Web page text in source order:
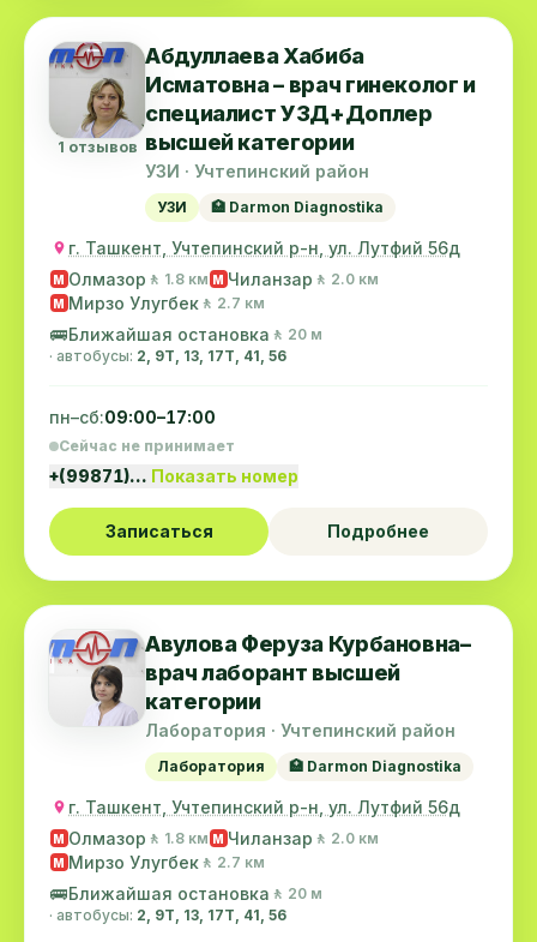
1 отзывов
Абдуллаева Хабиба
Исматовна – врач гинеколог и
специалист УЗД+Доплер
высшей категории
УЗИ · Учтепинский район
УЗИ 🏥 Darmon Diagnostika
г. Ташкент, Учтепинский р-н, ул. Лутфий 56д
M Олмазор 🚶 1.8 км M Чиланзар 🚶 2.0 км
M Мирзо Улугбек 🚶 2.7 км
🚌Ближайшая остановка 🚶 20 м
· автобусы: 2, 9Т, 13, 17T, 41, 56
пн–сб:09:00–17:00
Сейчас не принимает
+(99871)… Показать номер
Записаться Подробнее
Авулова Феруза Курбановна–
врач лаборант высшей
категории
Лаборатория · Учтепинский район
Лаборатория 🏥 Darmon Diagnostika
г. Ташкент, Учтепинский р-н, ул. Лутфий 56д
M Олмазор 🚶 1.8 км M Чиланзар 🚶 2.0 км
M Мирзо Улугбек 🚶 2.7 км
🚌Ближайшая остановка 🚶 20 м
· автобусы: 2, 9Т, 13, 17T, 41, 56